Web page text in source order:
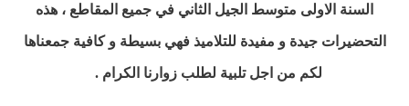
السنة الاولى متوسط الجيل الثاني في جميع المقاطع ، هذه
التحضيرات جيدة و مفيدة للتلاميذ فهي بسيطة و كافية جمعناها
لكم من اجل تلبية لطلب زوارنا الكرام .